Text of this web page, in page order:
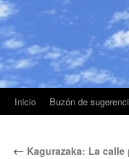
Inicio Buzón de
← Kagurazaka: La calle